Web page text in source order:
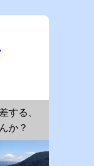
する、
か？